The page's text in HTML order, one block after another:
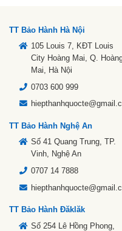
TT Bảo Hành Hà Nội
105 Louis 7, KĐT Louis
City Hoàng Mai, Q.
Mai, Hà Nội
0703 600 999
TT Bảo Hành Nghệ An
Số 41 Quang Trung, TP.
Vinh, Nghệ An
0707 14 7888
TT Bảo Hành Đăklăk
Số 254 Lê Hồng Phong,